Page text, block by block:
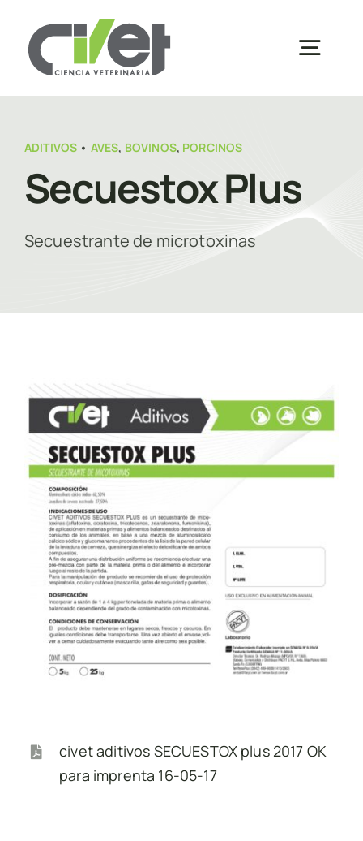
contenido
Sobre Nosotros
Productos
Contacto
ADITIVOS • AVES, BOVINOS, PORCINOS
Secuestox Plus
Secuestrante de microtoxinas
civet aditivos SECUESTOX plus 2017 OK
para imprenta 16-05-17